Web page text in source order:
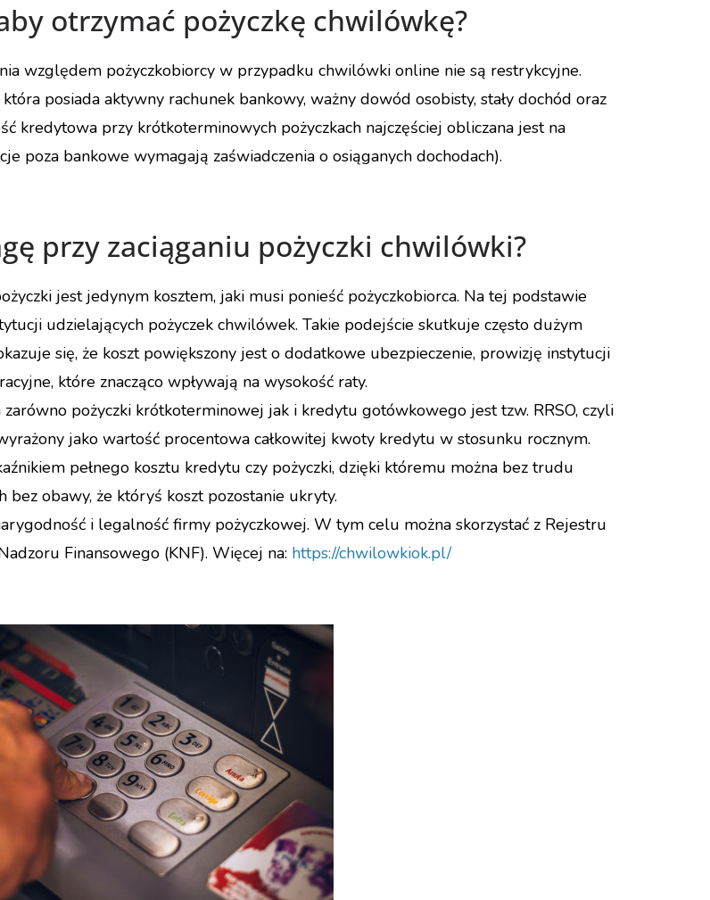
otrzymać pożyczkę chwilówkę?
względem pożyczkobiorcy w przypadku chwilówki online nie są restrykcyjne.
posiada aktywny rachunek bankowy, ważny dowód osobisty, stały dochód oraz
kredytowa przy krótkoterminowych pożyczkach najczęściej obliczana jest na
poza bankowe wymagają zaświadczenia o osiąganych dochodach).
przy zaciąganiu pożyczki chwilówki?
jest jedynym kosztem, jaki musi ponieść pożyczkobiorca. Na tej podstawie
udzielających pożyczek chwilówek. Takie podejście skutkuje często dużym
się, że koszt powiększony jest o dodatkowe ubezpieczenie, prowizję instytucji
które znacząco wpływają na wysokość raty.
pożyczki krótkoterminowej jak i kredytu gotówkowego jest tzw. RRSO, czyli
jako wartość procentowa całkowitej kwoty kredytu w stosunku rocznym.
pełnego kosztu kredytu czy pożyczki, dzięki któremu można bez trudu
obawy, że któryś koszt pozostanie ukryty.
i legalność firmy pożyczkowej. W tym celu można skorzystać z Rejestru
Finansowego (KNF). Więcej na: https://chwilowkiok.pl/